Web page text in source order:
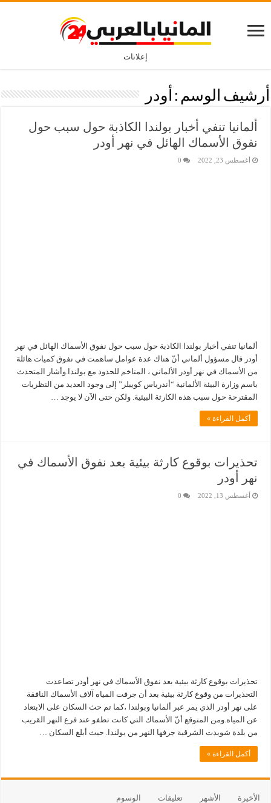
إعلانات
أرشيف الوسم : أودر
ألمانيا تنفي أخبار بولندا الكاذبة حول سبب حول
نفوق الأسماك الهائل في نهر أودر
أغسطس 23, 2022 0
ألمانيا تنفي أخبار بولندا الكاذبة حول سبب حول نفوق الأسماك الهائل في نهر
أودر قال مسؤول ألماني أنّ هناك عدة عوامل ساهمت في نفوق كميات هائلة
من الأسماك في نهر أودر الألماني ، المتاخم للحدود مع بولندا.وأشار المتحدث
باسم وزارة البيئة الألمانية “أندرياس كويبلر” إلى وجود العديد من النظريات
المقترحة حول سبب هذه الكارثة البيئية. ولكن حتى الآن لا يوجد …
أكمل القراءة »
تحذيرات بوقوع كارثة بيئية بعد نفوق الأسماك في
نهر أودر
أغسطس 13, 2022 0
تحذيرات بوقوع كارثة بيئية بعد نفوق الأسماك في نهر أودر تصاعدت
التحذيرات من وقوع كارثة بيئية بعد أن جرفت المياه آلاف الأسماك النافقة
على نهر أودر الذي يمر عبر ألمانيا وبولندا ،كما تم حث السكان على الابتعاد
عن المياه.ومن المتوقع أنّ الأسماك التي كانت تطفو عند فرع النهر القريب
من بلدة شويدت الشرقية جرفها النهر من بولندا. حيث أبلغ السكان …
أكمل القراءة »
الأخيرة الأشهر تعليقات الوسوم